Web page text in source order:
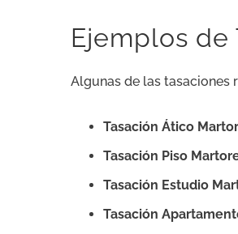
Ejemplos de
Algunas de las tasaciones
Tasación Ático
Tasación Piso
Tasación Estudio
Tasación